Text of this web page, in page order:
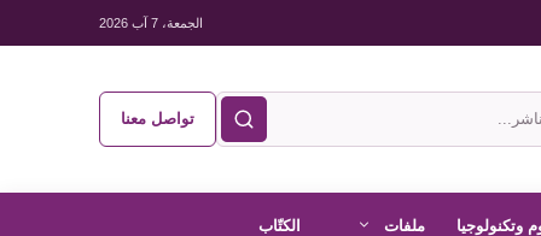
الجمعة، 7 آب 2026
تواصل معنا
وتكنولوجيا ملفات الكتّاب